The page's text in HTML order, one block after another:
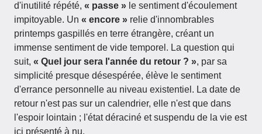
d'inutilité répété, « passe » le sentiment d'écoulement
impitoyable. Un « encore » relie d'innombrables
printemps gaspillés en terre étrangère, créant un
immense sentiment de vide temporel. La question qui
suit, « Quel jour sera l'année du retour ? », par sa
simplicité presque désespérée, élève le sentiment
d'errance personnelle au niveau existentiel. La date de
retour n'est pas sur un calendrier, elle n'est que dans
l'espoir lointain ; l'état déraciné et suspendu de la vie est
ici présenté à nu.